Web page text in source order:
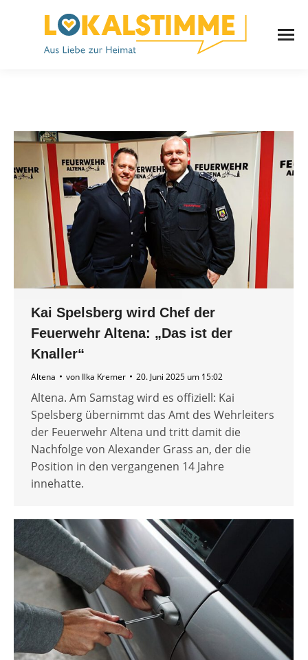
Kai Spelsberg wird Chef der
Feuerwehr Altena: „Das ist der
Knaller“
Altena von Ilka Kremer 20. Juni 2025 um 15:02
Altena. Am Samstag wird es offiziell: Kai
Spelsberg übernimmt das Amt des Wehrleiters
der Feuerwehr Altena und tritt damit die
Nachfolge von Alexander Grass an, der die
Position in den vergangenen 14 Jahre
innehatte.